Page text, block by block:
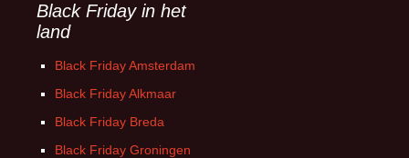
Black Friday in het
land
Black Friday Amsterdam
Black Friday Alkmaar
Black Friday Breda
Black Friday Groningen